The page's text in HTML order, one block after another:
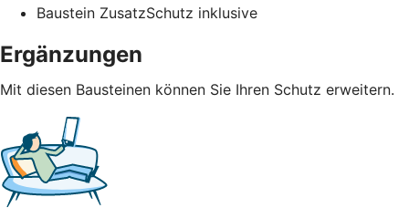
Baustein ZusatzSchutz inklusive
Ergänzungen
Mit diesen Bausteinen können Sie Ihren Schutz erweitern.